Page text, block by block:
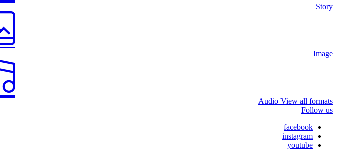
Story
Image
Audio View all formats
Follow us
facebook
instagram
youtube